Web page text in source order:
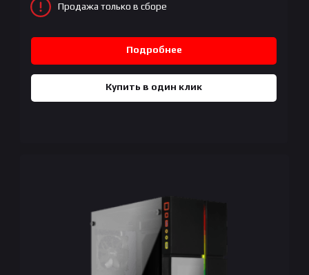
Продажа только в сборе
Подробнее
Купить в один клик